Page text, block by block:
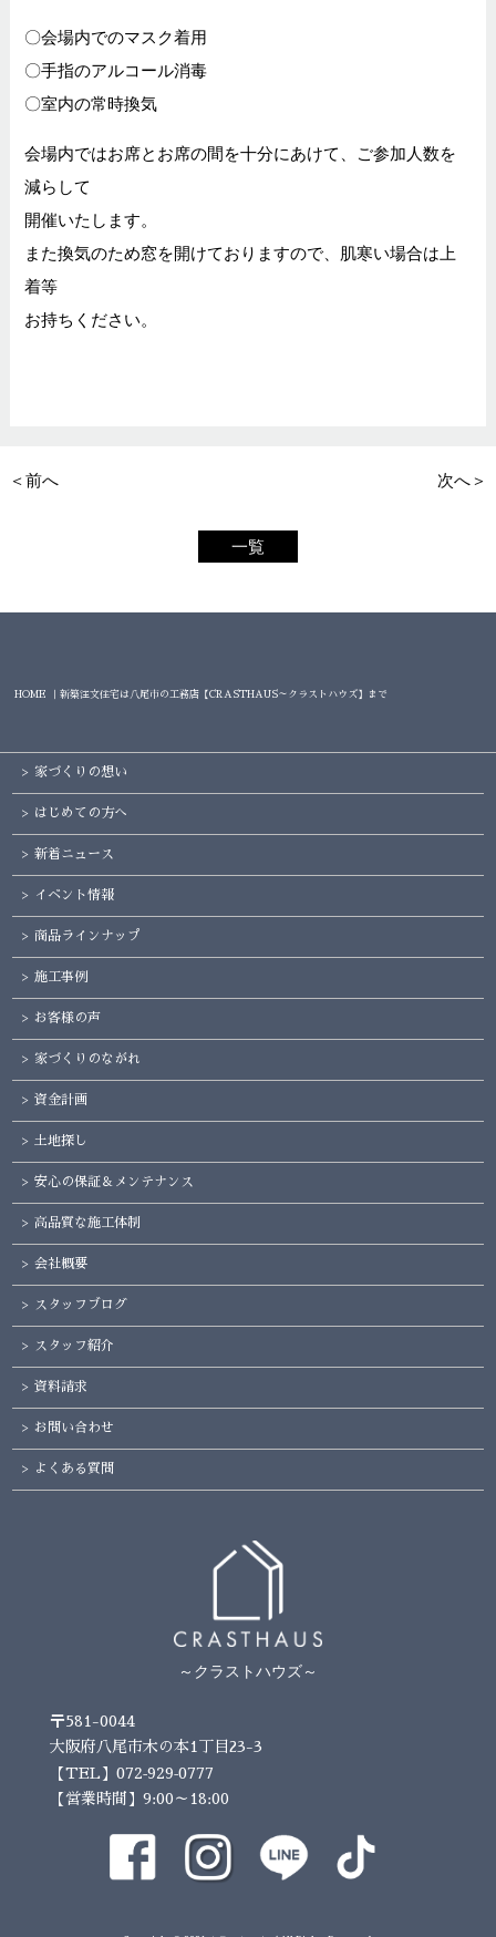
〇会場内でのマスク着用
〇手指のアルコール消毒
〇室内の常時換気
会場内ではお席とお席の間を十分にあけて、ご参加人数を
減らして
開催いたします。
また換気のため窓を開けておりますので、肌寒い場合は上
着等
お持ちください。
＜前へ 次へ＞
一覧
HOME ｜新築注文住宅は八尾市の工務店【CRASTHAUS～クラストハウズ】まで
家づくりの想い
はじめての方へ
新着ニュース
イベント情報
商品ラインナップ
施工事例
お客様の声
家づくりのながれ
資金計画
土地探し
安心の保証＆メンテナンス
高品質な施工体制
会社概要
スタッフブログ
スタッフ紹介
資料請求
お問い合わせ
よくある質問
～クラストハウズ～
〒581-0044
大阪府八尾市木の本1丁目23-3
【TEL】072-929-0777
【営業時間】9:00～18:00